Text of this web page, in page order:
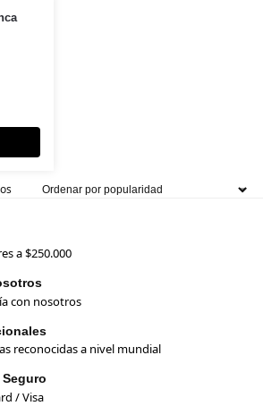
a $250.000
con nosotros
reconocidas a nivel mundial
/ Visa